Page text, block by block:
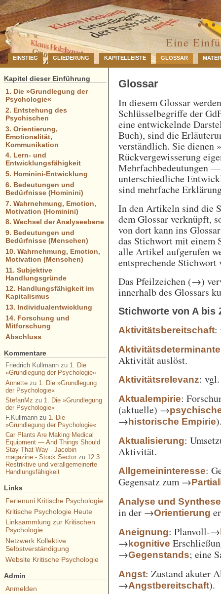
…
Eine
EINSTIEG GLIEDERUNG KAPITELLEISTE GLOSSAR
Glossar
In diesem Glossar
Schlüsselbegriffe der
eine entwickelnde
Buch), sind die
verständlich. Sie dienen
Rückvergewisserung
Mehrfachbedeutungen
unterschiedliche
sind mehrfache
In den Artikeln sind die
dem Glossar verknüpft,
von dort kann ins
das Stichwort mit einem
alle Artikel aufgerufen
entsprechende Stichwort
Das Pfeilzeichen (→)
innerhalb des Glossars
Stichworte von A bis
Aktivitätsbereitschaft:
Aktivitätsdeterminante
Aktivität auslöst.
Aktivitätsrelevanz:
Aktualempirie:
(aktuelle) →
→historische Empirie
Aktualisierung:
Aktivität.
Allgemeininteresse:
Gegensatz zum →
Analyse und Synthese
in der →Orientierung
Aneignung: Planvoll-→
→kognitive
→Gegenstands; eine
Angst: Zustand akuter
→Angstbereitschaft).
Kapitel dieser Einführung
1. Die »Grundlegung der
Psychologie«
2. Entstehung des
Psychischen
3. Orientierung,
Emotionalität,
Kommunikation
4. Lern- und
Entwicklungsfähigkeit
5. Hominini-Entwicklung
6. Bedeutungen und
Bedürfnisse (Hominini)
7. Wahrnehmung, Emotion,
Motivation (Hominini)
8. Wechsel der Analyseebene
9. Bedeutungen und
Bedürfnisse (Menschen)
10. Wahrnehmung, Emotion,
Motivation (Menschen)
11. Subjektive
Handlungsgründe
12. Handlungsfähigkeit im
Kapitalismus
13. Individualentwicklung
14. Forschung und
Mitforschung
Abschluss
Kommentare
Friedrich Kullmannzu 1. Die
»Grundlegung der Psychologie«
Annettezu 1. Die »Grundlegung
der Psychologie«
StefanMz zu 1. Die »Grundlegung
der Psychologie«
F.Kullmannzu 1. Die
»Grundlegung der Psychologie«
Car Plants Are Making Medical
Equipment — And Things Should
Stay That Way - Jacobin
magazine - Stock Sectorzu 12.3
Restriktive und verallgemeinerte
Handlungsfähigkeit
Links
Ferienuni Kritische Psychologie
Kritische Psychologie Heute
Linksammlung zur Kritischen
Psychologie
Netzwerk Kollektive
Selbstverständigung
Website Kritische Psychologie
Admin
Anmelden